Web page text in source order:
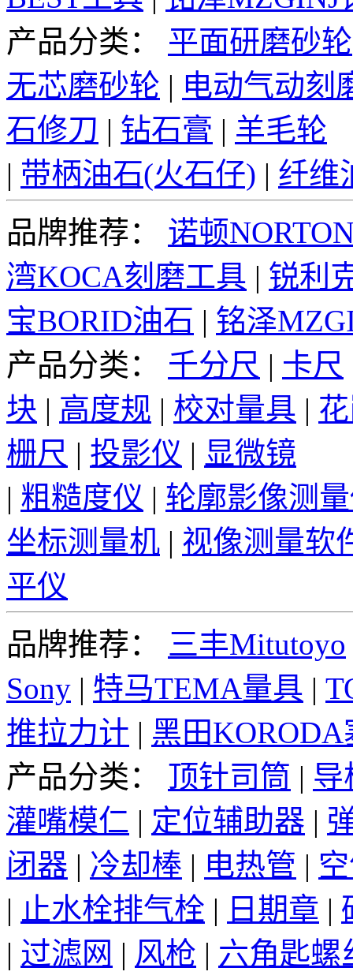
产品分类：
平面研磨砂轮
无芯磨砂轮 | 电动气动刻
石修刀 | 钻石膏 | 羊毛轮
| 带柄油石(火石仔) | 纤维
品牌推荐：
诺顿
湾KOCA刻磨工具 | 锐利
宝BORID油石 | 铭泽
产品分类：
千分尺 | 卡尺
块 | 高度规 | 校对量具 |
栅尺 | 投影仪 | 显微镜
| 粗糙度仪 | 轮廓影像测
坐标测量机 | 视像测量软
平仪
品牌推荐：
三丰Mitutoyo
Sony | 特马TEMA量具 |
推拉力计 | 黑田
产品分类：
顶针司筒 | 导
灌嘴模仁 | 定位辅助器 |
闭器 | 冷却棒 | 电热管 |
| 止水栓排气栓 | 日期章 |
| 过滤网 | 风枪 | 六角匙螺